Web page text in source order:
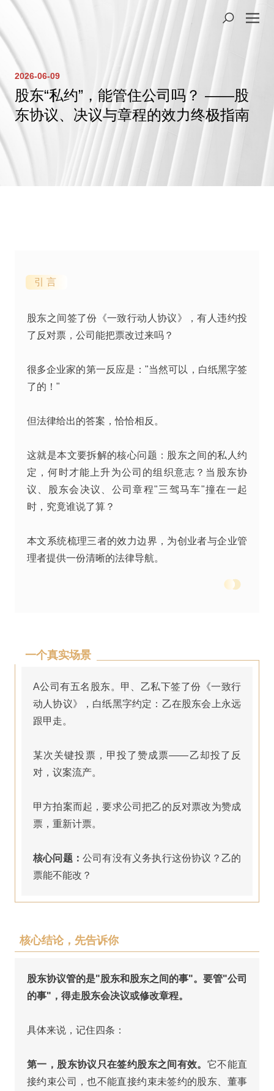
2026-06-09
股东“私约”，能管住公司吗？ ——股
东协议、决议与章程的效力终极指南
引 言
股东之间签了份《一致行动人协议》，有人违约投
了反对票，公司能把票改过来吗？
很多企业家的第一反应是："当然可以，白纸黑字签
了的！"
但法律给出的答案，恰恰相反。
这就是本文要拆解的核心问题：股东之间的私人约
定，何时才能上升为公司的组织意志？当股东协
议、股东会决议、公司章程"三驾马车"撞在一起
时，究竟谁说了算？
本文系统梳理三者的效力边界，为创业者与企业管
理者提供一份清晰的法律导航。
一个真实场景
A公司有五名股东。甲、乙私下签了份《一致行
动人协议》，白纸黑字约定：乙在股东会上永远
跟甲走。
某次关键投票，甲投了赞成票——乙却投了反
对，议案流产。
甲方拍案而起，要求公司把乙的反对票改为赞成
票，重新计票。
核心问题： 公司有没有义务执行这份协议？乙的
票能不能改？
核心结论，先告诉你
股东协议管的是"股东和股东之间的事"。要管"公司
的事"，得走股东会决议或修改章程。
具体来说，记住四条：
第一，股东协议只在签约股东之间有效。 它不能直
接约束公司，也不能直接约束未签约的股东、董事